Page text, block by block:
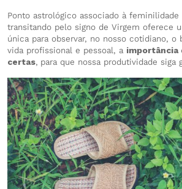
Ponto astrológico associado à
transitando pelo signo de Virgem oferece
única para observar, no nosso cotidiano, o
vida profissional e pessoal, a importância
certas, para que nossa produtividade siga